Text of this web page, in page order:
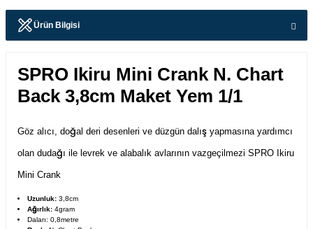
Ürün Bilgisi
SPRO Ikiru Mini Crank N. Chart
Back 3,8cm Maket Yem 1/1
Göz alıcı, doğal deri desenleri ve düzgün dalış yapmasına yardımcı
olan dudağı ile levrek ve alabalık avlarının vazgeçilmezi SPRO Ikiru
Mini Crank
Uzunluk: 3,8cm
Ağırlık: 4gram
Daları: 0,8metre